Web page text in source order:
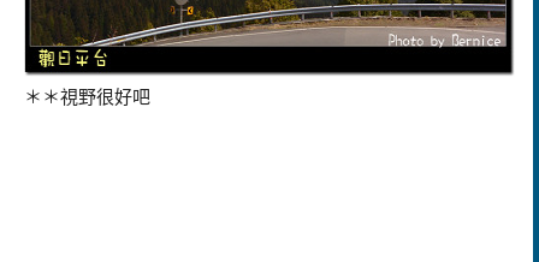
＊＊視野很好吧